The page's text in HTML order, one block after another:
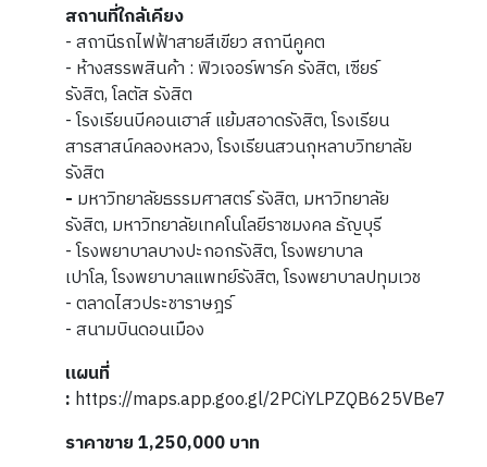
สถานที่ใกล้เคียง
- สถานีรถไฟฟ้าสายสีเขียว สถานีคูคต
- ห้างสรรพสินค้า : ฟิวเจอร์พาร์ค รังสิต, เซียร์
รังสิต, โลตัส รังสิต
- โรงเรียนบีคอนเฮาส์ แย้มสอาดรังสิต, โรงเรียน
สารสาสน์คลองหลวง, โรงเรียนสวนกุหลาบวิทยาลัย
รังสิต
- มหาวิทยาลัยธรรมศาสตร์ รังสิต, มหาวิทยาลัย
รังสิต, มหาวิทยาลัยเทคโนโลยีราชมงคล ธัญบุรี
- โรงพยาบาลบางปะกอกรังสิต, โรงพยาบาล
เปาโล, โรงพยาบาลแพทย์รังสิต, โรงพยาบาลปทุมเวช
- ตลาดไสวประชาราษฎร์
- สนามบินดอนเมือง
แผนที่
: https://maps.app.goo.gl/2PCiYLPZQB625VBe7
ราคาขาย 1,250,000บาท